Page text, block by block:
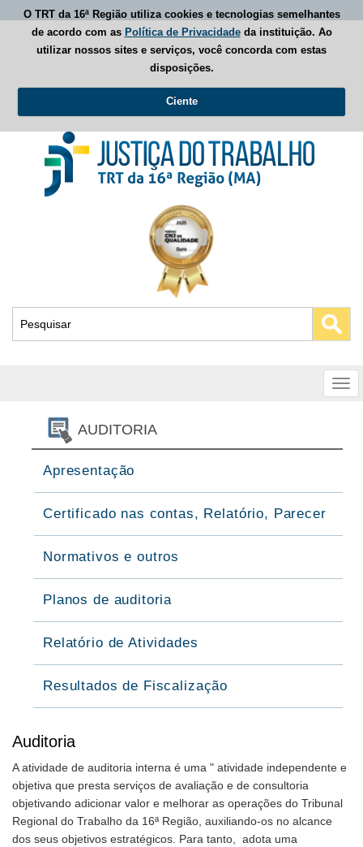
O TRT da 16ª Região utiliza cookies e tecnologias semelhantes
de acordo com as Política de Privacidadeda instituição. Ao
utilizar nossos sites e serviços, você concorda com estas
disposições.
Ciente
Auditoria
A atividade de auditoria interna é uma " atividade independente e
objetiva que presta serviços de avaliação e de consultoria
objetivando adicionar valor e melhorar as operações do Tribunal
Regional do Trabalho da 16ª Região, auxiliando-os no alcance
dos seus objetivos estratégicos. Para tanto, adota uma
AUDITORIA
Apresentação
Certificado nas contas, Relatório, Parecer
Normativos e outros
Planos de auditoria
Relatório de Atividades
Resultados de Fiscalização